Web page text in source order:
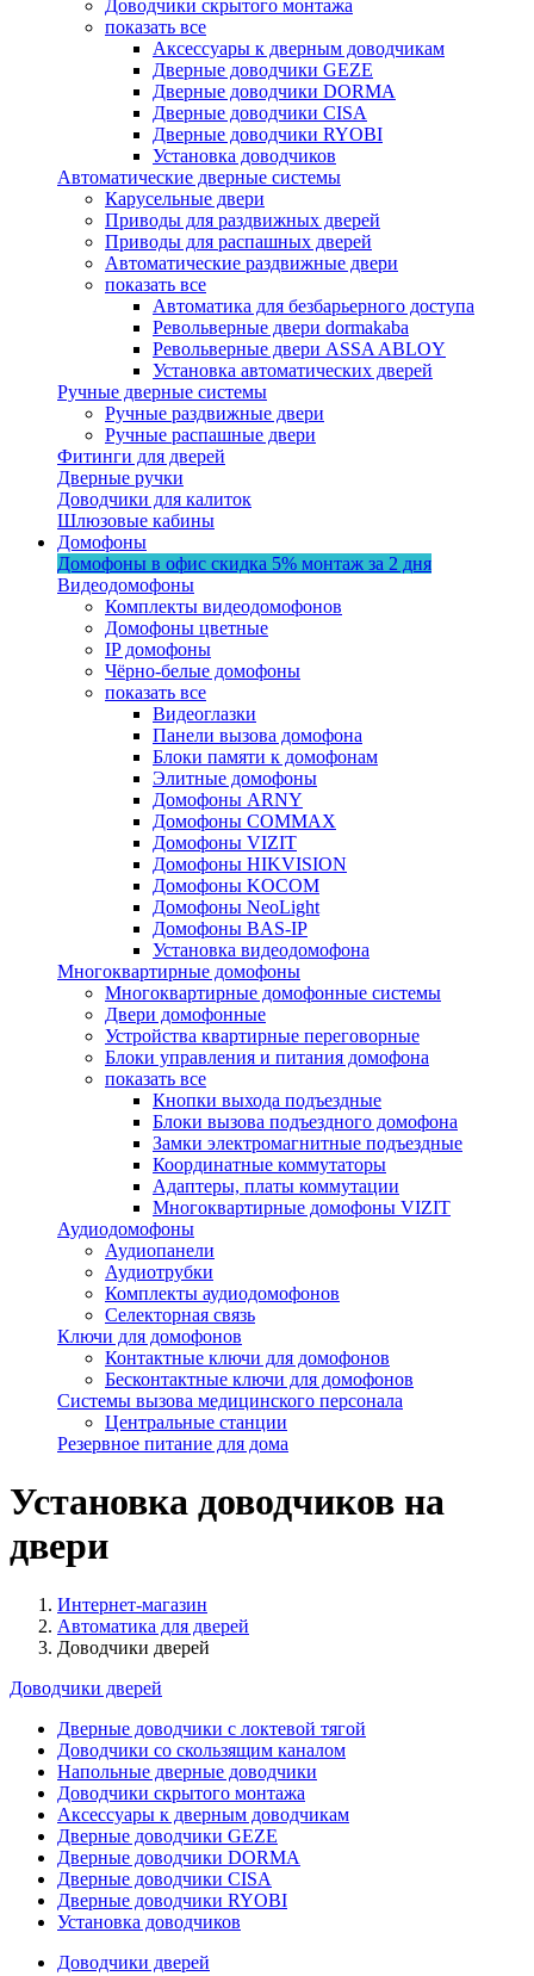
Доводчики скрытого монтажа
показать все
Аксессуары к дверным доводчикам
Дверные доводчики GEZE
Дверные доводчики DORMA
Дверные доводчики CISA
Дверные доводчики RYOBI
Установка доводчиков
Автоматические дверные системы
Карусельные двери
Приводы для раздвижных дверей
Приводы для распашных дверей
Автоматические раздвижные двери
показать все
Автоматика для безбарьерного доступа
Револьверные двери dormakaba
Револьверные двери ASSA ABLOY
Установка автоматических дверей
Ручные дверные системы
Ручные раздвижные двери
Ручные распашные двери
Фитинги для дверей
Дверные ручки
Доводчики для калиток
Шлюзовые кабины
Домофоны
Домофоны в офис скидка 5% монтаж за 2 дня
Видеодомофоны
Комплекты видеодомофонов
Домофоны цветные
IP домофоны
Чёрно-белые домофоны
показать все
Видеоглазки
Панели вызова домофона
Блоки памяти к домофонам
Элитные домофоны
Домофоны ARNY
Домофоны COMMAX
Домофоны VIZIT
Домофоны HIKVISION
Домофоны KOCOM
Домофоны NeoLight
Домофоны BAS-IP
Установка видеодомофона
Многоквартирные домофоны
Многоквартирные домофонные системы
Двери домофонные
Устройства квартирные переговорные
Блоки управления и питания домофона
показать все
Кнопки выхода подъездные
Блоки вызова подъездного домофона
Замки электромагнитные подъездные
Координатные коммутаторы
Адаптеры, платы коммутации
Многоквартирные домофоны VIZIT
Аудиодомофоны
Аудиопанели
Аудиотрубки
Комплекты аудиодомофонов
Селекторная связь
Ключи для домофонов
Контактные ключи для домофонов
Бесконтактные ключи для домофонов
Системы вызова медицинского персонала
Центральные станции
Резервное питание для дома
Установка доводчиков на
двери
Интернет-магазин
Автоматика для дверей
Доводчики дверей
Доводчики дверей
Дверные доводчики с локтевой тягой
Доводчики со скользящим каналом
Напольные дверные доводчики
Доводчики скрытого монтажа
Аксессуары к дверным доводчикам
Дверные доводчики GEZE
Дверные доводчики DORMA
Дверные доводчики CISA
Дверные доводчики RYOBI
Установка доводчиков
Доводчики дверей